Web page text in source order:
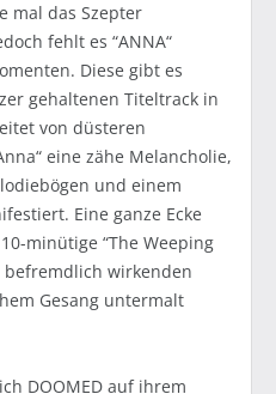
mal das Szepter
fehlt es “ANNA“
Diese gibt es
gehaltenen Titeltrack in
von düsteren
eine zähe Melancholie,
und einem
Eine ganze Ecke
minütige “The Weeping
befremdlich wirkenden
Gesang untermalt
DOOMED auf ihrem